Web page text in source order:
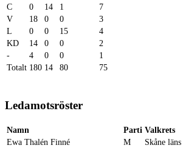
C
0 14 1
7
V
18 0 0
3
L
0 0 15
4
KD
14 0 0
2
-
4 0 0
1
Totalt 180 14 80 75
Ledamotsröster
Namn Parti Valkrets
Ewa Thalén Finné
M Skåne